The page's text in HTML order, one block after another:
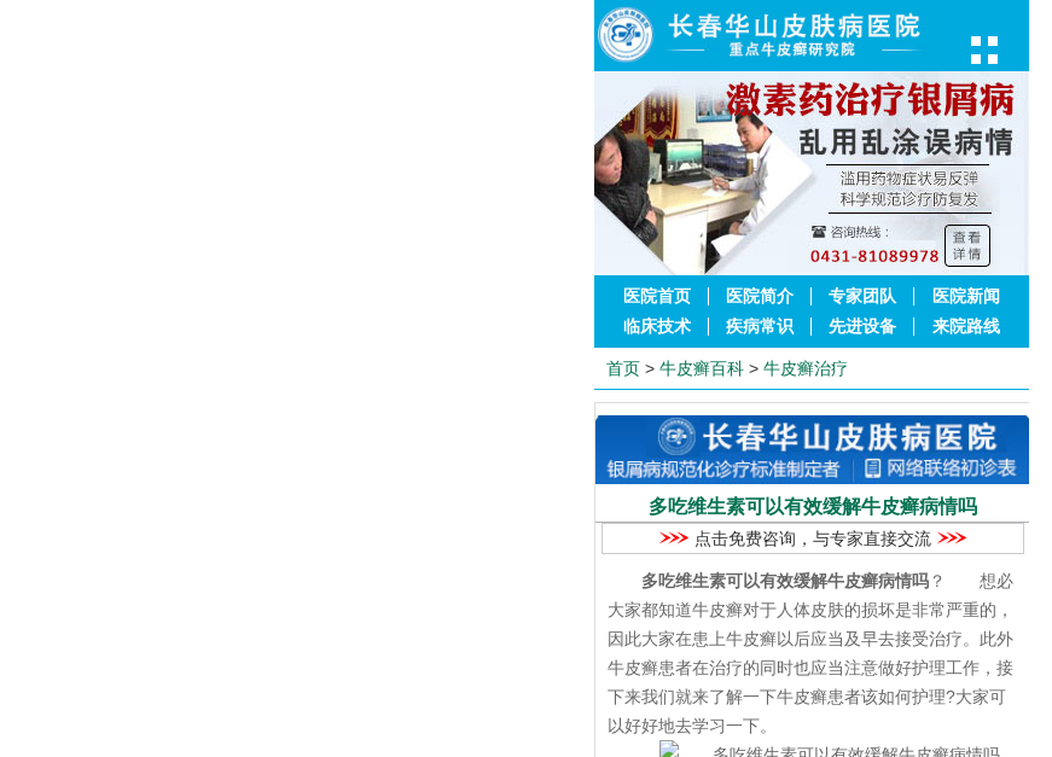
医院首页 医院简介 专家团队
医院新闻
临床技术
疾病常识 先进设备 来院路线
首页 > 牛皮癣百科 > 牛皮癣治疗
多吃维生素可以有效缓解牛皮癣病情吗
点击免费咨询，与专家直接交流
多吃维生素可以有效缓解牛皮癣病情吗 ？ 想必
大家都知道牛皮癣对于人体皮肤的损坏是非常严重的，
因此大家在患上牛皮癣以后应当及早去接受治疗。此外
牛皮癣患者在治疗的同时也应当注意做好护理工作，接
下来我们就来了解一下牛皮癣患者该如何护理?大家可
以好好地去学习一下。